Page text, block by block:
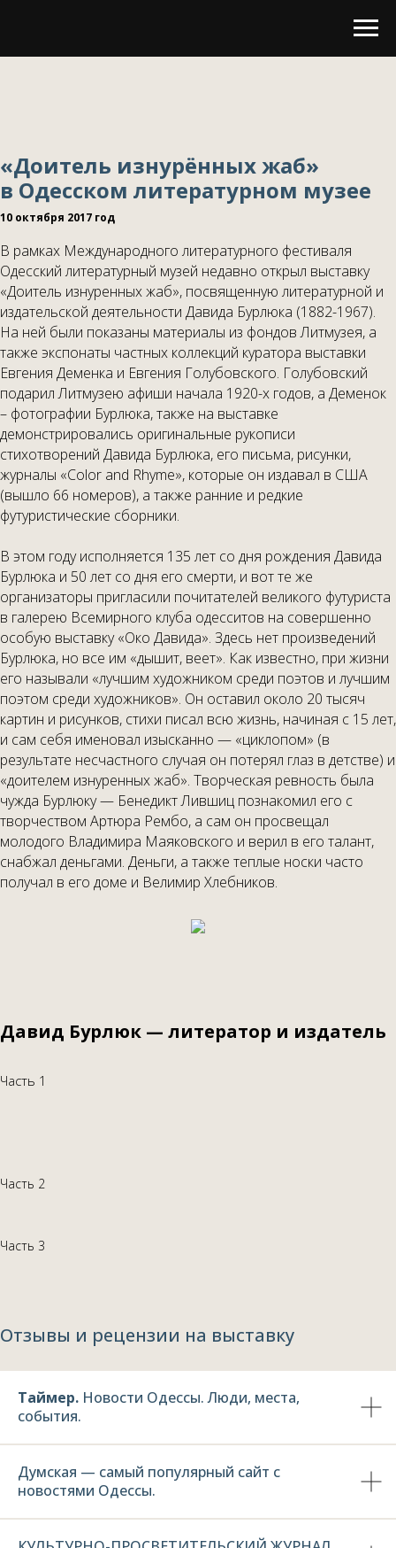
«Доитель изнурённых жаб»
в Одесском литературном музее
10 октября 2017 год
В рамках Международного литературного фестиваля
Одесский литературный музей недавно открыл выставку
«Доитель изнуренных жаб», посвященную литературной и
издательской деятельности Давида Бурлюка (1882-1967).
На ней были показаны материалы из фондов Литмузея, а
также экспонаты частных коллекций куратора выставки
Евгения Деменка и Евгения Голубовского. Голубовский
подарил Литмузею афиши начала 1920-х годов, а Деменок
– фотографии Бурлюка, также на выставке
демонстрировались оригинальные рукописи
стихотворений Давида Бурлюка, его письма, рисунки,
журналы «Color and Rhyme», которые он издавал в США
(вышло 66 номеров), а также ранние и редкие
футуристические сборники.
В этом году исполняется 135 лет со дня рождения Давида
Бурлюка и 50 лет со дня его смерти, и вот те же
организаторы пригласили почитателей великого футуриста
в галерею Всемирного клуба одесситов на совершенно
особую выставку «Око Давида». Здесь нет произведений
Бурлюка, но все им «дышит, веет». Как известно, при жизни
его называли «лучшим художником среди поэтов и лучшим
поэтом среди художников». Он оставил около 20 тысяч
картин и рисунков, стихи писал всю жизнь, начиная с 15 лет,
и сам себя именовал изысканно — «циклопом» (в
результате несчастного случая он потерял глаз в детстве) и
«доителем изнуренных жаб». Творческая ревность была
чужда Бурлюку — Бенедикт Лившиц познакомил его с
творчеством Артюра Рембо, а сам он просвещал
молодого Владимира Маяковского и верил в его талант,
снабжал деньгами. Деньги, а также теплые носки часто
получал в его доме и Велимир Хлебников.
Давид Бурлюк — литератор и издатель
Часть 1
Часть 2
Часть 3
Отзывы и рецензии на выставку
Tаймер. Новости Одессы. Люди, места,
события.
Думская — самый популярный сайт с
новостями Одессы.